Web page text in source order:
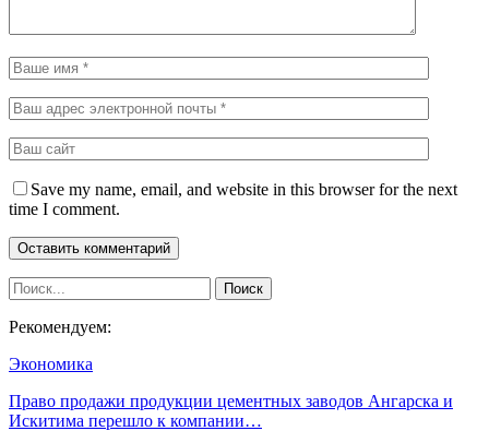
Save my name, email, and website in this browser for the next
time I comment.
Рекомендуем:
Экономика
Право продажи продукции цементных заводов Ангарска и
Искитима перешло к компании…